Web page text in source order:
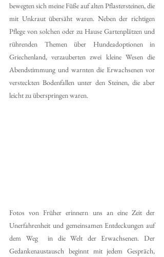
bewegten sich meine Füße auf alten Pflastersteinen, die
mit Unkraut übersäht waren. Neben der richtigen
Pflege von solchen oder zu Hause Gartenplätzen und
rührenden Themen über Hundeadoptionen in
Griechenland, verzauberten zwei kleine Wesen die
Abendstimmung und warnten die Erwachsenen vor
versteckten Bodenfallen unter den Steinen, die aber
leicht zu überspringen waren.
Fotos von Früher erinnern uns an eine Zeit der
Unerfahrenheit und gemeinsamen Entdeckungen auf
dem Weg  in die Welt der Erwachsenen. Der
Gedankenaustausch beginnt mit jedem Gespräch,